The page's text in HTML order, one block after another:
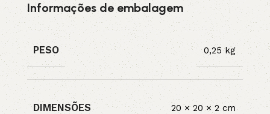
Informações de embalagem
PESO 0,25 kg
DIMENSÕES 20 × 20 × 2 cm